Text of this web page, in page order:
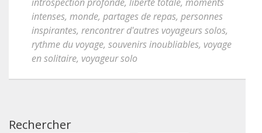
intenses, monde, partages de repas, personnes
inspirantes, rencontrer d'autres voyageurs solos,
rythme du voyage, souvenirs inoubliables, voyage
en solitaire, voyageur solo
Rechercher